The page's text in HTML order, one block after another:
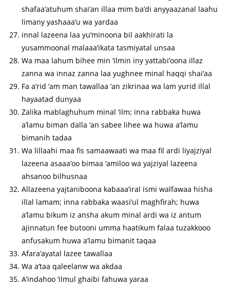
shafaa’atuhum shai’an illaa mim ba’di anyyaazanal laahu
limany yashaaa’u wa yardaa
innal lazeena laa yu’minoona bil aakhirati la
yusammoonal malaaa’ikata tasmiyatal unsaa
Wa maa lahum bihee min ‘ilmin iny yattabi’oona illaz
zanna wa innaz zanna laa yughnee minal haqqi shai’aa
Fa a’rid ‘am man tawallaa ‘an zikrinaa wa lam yurid illal
hayaatad dunyaa
Zalika mablaghuhum minal ‘ilm; inna rabbaka huwa
a’lamu biman dalla ‘an sabee lihee wa huwa a’lamu
bimanih tadaa
Wa lillaahi maa fis samaawaati wa maa fil ardi liyajziyal
lazeena asaaa’oo bimaa ‘amiloo wa yajziyal lazeena
ahsanoo bilhusnaa
Allazeena yajtaniboona kabaaa’iral ismi walfawaa hisha
illal lamam; inna rabbaka waasi’ul maghfirah; huwa
a’lamu bikum iz ansha akum minal ardi wa iz antum
ajinnatun fee butooni umma haatikum falaa tuzakkooo
anfusakum huwa a’lamu bimanit taqaa
Afara’ayatal lazee tawallaa
Wa a’taa qaleelanw wa akdaa
A’indahoo ‘ilmul ghaibi fahuwa yaraa